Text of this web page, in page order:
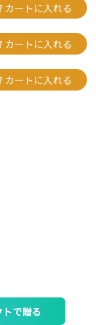
カートに入れる
カートに入れる
カートに入れる
で贈る